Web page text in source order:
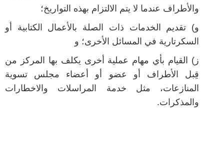
والأطراف عندما لا يتم الالتزام بهذه التواريخ؛
و) تقديم الخدمات ذات الصلة بالأعمال الكتابية أو
السكرتارية في المسائل الأخرى؛ و
ز) القيام بأي مهام عملية أخرى يكلف بها المركز من
قِبل الأطراف أو عضو أو أعضاء مجلس تسوية
المنازعات، مثل خدمة المراسلات والاخطارات
والمذكرات.